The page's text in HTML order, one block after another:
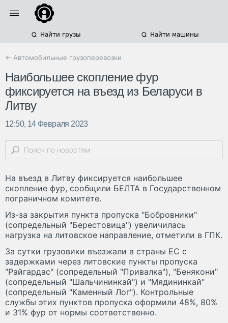
Найти грузы Найти машины
← Автомобильные грузоперевозки
Наибольшее скопление фур
фиксируется на въезд из Беларуси в
Литву
12:50, 14 Февраля 2023
На въезд в Литву фиксируется наибольшее
скопление фур, сообщили БЕЛТА в Государственном
пограничном комитете.
Из-за закрытия пункта пропуска "Бобровники"
(сопредельный "Берестовица") увеличилась
нагрузка на литовское направление, отметили в ГПК.
За сутки грузовики въезжали в страны ЕС с
задержками через литовские пункты пропуска
"Райгардас" (сопредельный "Привалка"), "Бенякони"
(сопредельный "Шальчининкай") и "Мядининкай"
(сопредельный "Каменный Лог"). Контрольные
службы этих пунктов пропуска оформили 48%, 80%
и 31% фур от нормы соответственно.